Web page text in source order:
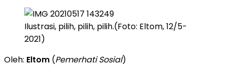
Ilustrasi, pilih, pilih, pilih.(Foto: Eltom, 12/5-
2021)
Oleh: Eltom (Pemerhati Sosial)